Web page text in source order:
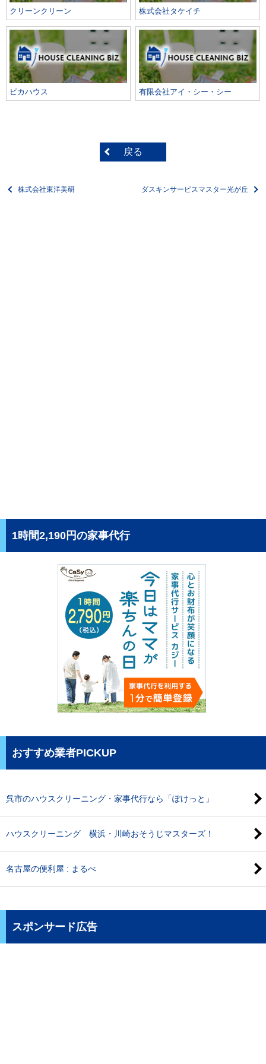
クリーンクリーン 株式会社タケイチ
ピカハウス 有限会社アイ・シー・シー
戻る
株式会社東洋美研 ダスキンサービスマスター光が丘
1時間2,190円の家事代行
おすすめ業者PICKUP
呉市のハウスクリーニング・家事代行なら「ぽけっと」
ハウスクリーニング 横浜・川崎おそうじマスターズ！
名古屋の便利屋 : まるべ
スポンサード広告